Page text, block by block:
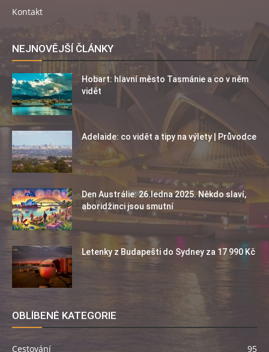
Kontakt
NEJNOVĚJŠÍ ČLÁNKY
Hobart: hlavní město Tasmánie a co v něm
vidět
Adelaide: co vidět a tipy na výlety | Průvodce
Den Austrálie: 26.ledna 2025. Někdo slaví,
aboridžinci jsou smutní
Letenky z Budapešti do Sydney za 17 990 Kč
OBLÍBENÉ KATEGORIE
Cestování 95